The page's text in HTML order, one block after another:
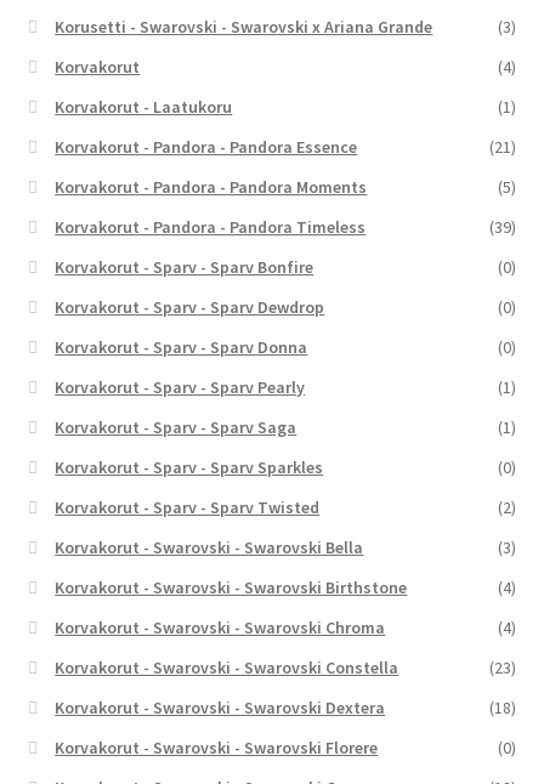
Korusetti - Swarovski - Swarovski x Ariana Grande
(3)
Korvakorut
(4)
Korvakorut - Laatukoru
(1)
Korvakorut - Pandora - Pandora Essence
(21)
Korvakorut - Pandora - Pandora Moments
(5)
Korvakorut - Pandora - Pandora Timeless
(39)
Korvakorut - Sparv - Sparv Bonfire
(0)
Korvakorut - Sparv - Sparv Dewdrop
(0)
Korvakorut - Sparv - Sparv Donna
(0)
Korvakorut - Sparv - Sparv Pearly
(1)
Korvakorut - Sparv - Sparv Saga
(1)
Korvakorut - Sparv - Sparv Sparkles
(0)
Korvakorut - Sparv - Sparv Twisted
(2)
Korvakorut - Swarovski - Swarovski Bella
(3)
Korvakorut - Swarovski - Swarovski Birthstone
(4)
Korvakorut - Swarovski - Swarovski Chroma
(4)
Korvakorut - Swarovski - Swarovski Constella
(23)
Korvakorut - Swarovski - Swarovski Dextera
(18)
Korvakorut - Swarovski - Swarovski Florere
(0)